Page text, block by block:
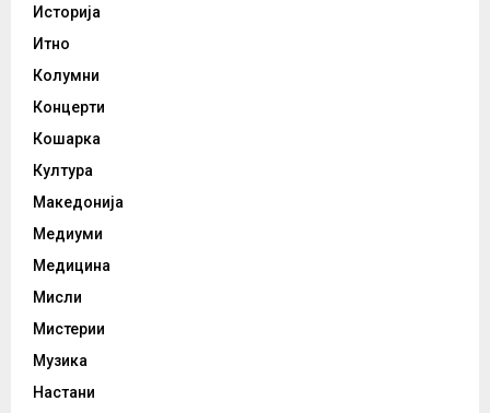
Историја
Итно
Колумни
Концерти
Кошарка
Култура
Македонија
Медиуми
Медицина
Мисли
Мистерии
Музика
Настани